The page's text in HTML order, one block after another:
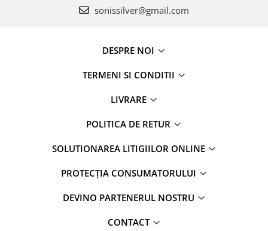
sonissilver@gmail.com
DESPRE NOI
TERMENI SI CONDITII
LIVRARE
POLITICA DE RETUR
SOLUTIONAREA LITIGIILOR ONLINE
PROTECȚIA CONSUMATORULUI
DEVINO PARTENERUL NOSTRU
CONTACT